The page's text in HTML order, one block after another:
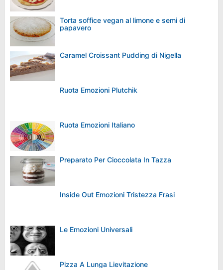
Torta soffice vegan al limone e semi di
papavero
Caramel Croissant Pudding di Nigella
Ruota Emozioni Plutchik
Ruota Emozioni Italiano
Preparato Per Cioccolata In Tazza
Inside Out Emozioni Tristezza Frasi
Le Emozioni Universali
Pizza A Lunga Lievitazione